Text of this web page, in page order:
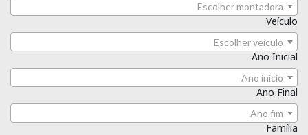
Escolher montadora
Veículo
Escolher veículo
Ano Inicial
Ano início
Ano Final
Ano fim
Família